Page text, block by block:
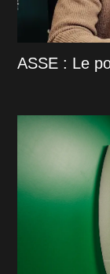
ASSE : Le